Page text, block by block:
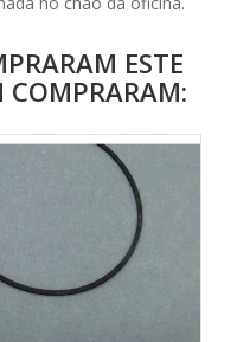
ESTE